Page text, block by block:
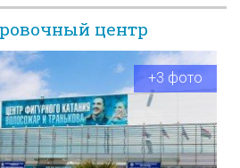
центр
+3 фото